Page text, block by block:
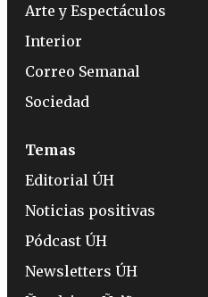
Arte y Espectáculos
Interior
Correo Semanal
Sociedad
Temas
Editorial ÚH
Noticias positivas
Pódcast ÚH
Newsletters ÚH